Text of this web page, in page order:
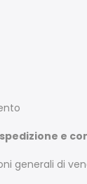
e
generali di